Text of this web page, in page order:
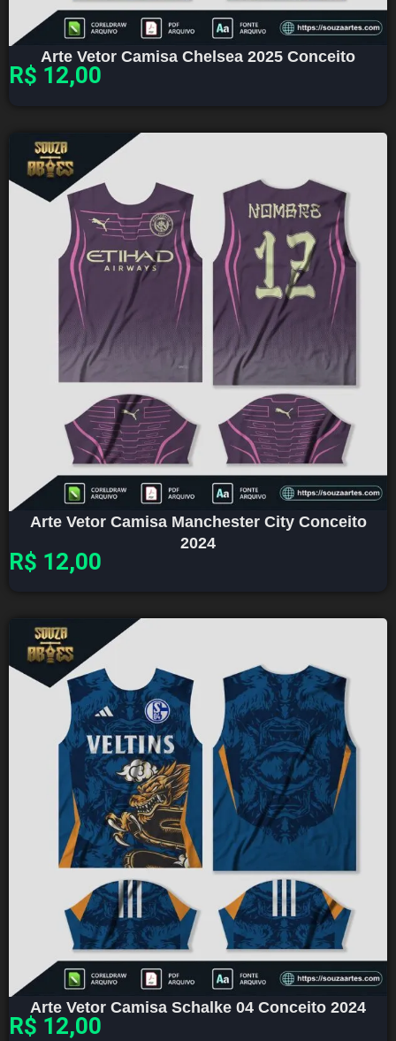
Arte Vetor Camisa Chelsea 2025 Conceito
R$ 12,00
Arte Vetor Camisa Manchester City Conceito
2024
R$ 12,00
Arte Vetor Camisa Schalke 04 Conceito 2024
R$ 12,00